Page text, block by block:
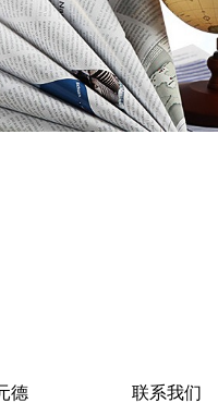
德 联系我们